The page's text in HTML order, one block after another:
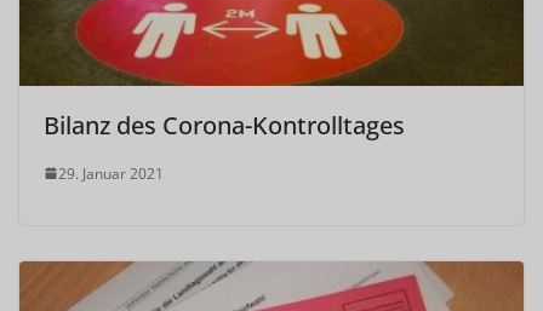
Bilanz des Corona-Kontrolltages
29. Januar 2021